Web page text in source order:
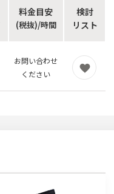
料金目安
(税抜)/時間
検討
リスト
お問い合わせ
ください